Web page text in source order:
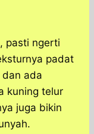
pasti ngerti
padat
ada
kuning telur
juga bikin